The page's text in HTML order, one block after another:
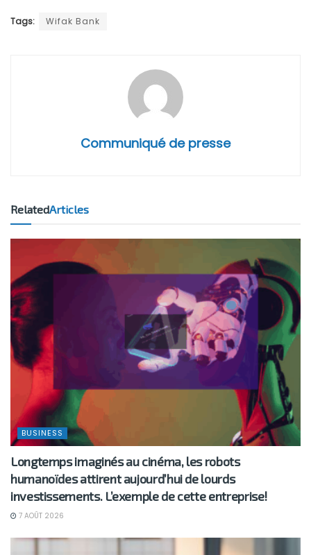
Tags: Wifak Bank
Communiqué de presse
RelatedArticles
BUSINESS
Longtemps imaginés au cinéma, les robots
humanoïdes attirent aujourd’hui de lourds
investissements. L’exemple de cette entreprise!
7 AOÛT 2026